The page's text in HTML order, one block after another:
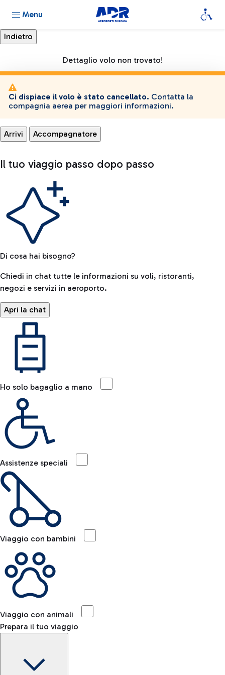
Menu
Dettaglio volo non trovato!
Ci dispiace il volo è stato cancellato. Contatta la
compagnia aerea per maggiori informazioni.
Arrivi Accompagnatore
Il tuo viaggio passo dopo passo
Di cosa hai bisogno?
Chiedi in chat tutte le informazioni su voli, ristoranti,
negozi e servizi in aeroporto.
Apri la chat
Ho solo bagaglio a mano
Assistenze speciali
Viaggio con bambini
Viaggio con animali
Prepara il tuo viaggio